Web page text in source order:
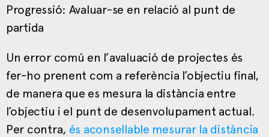
Progressió: Avaluar-se en relació al punt de
partida
Un error comú en l’avaluació de projectes és
fer-ho prenent com a referència l’objectiu final,
de manera que es mesura la distància entre
l’objectiu i el punt de desenvolupament actual.
Per contra, és aconsellable mesurar la distància